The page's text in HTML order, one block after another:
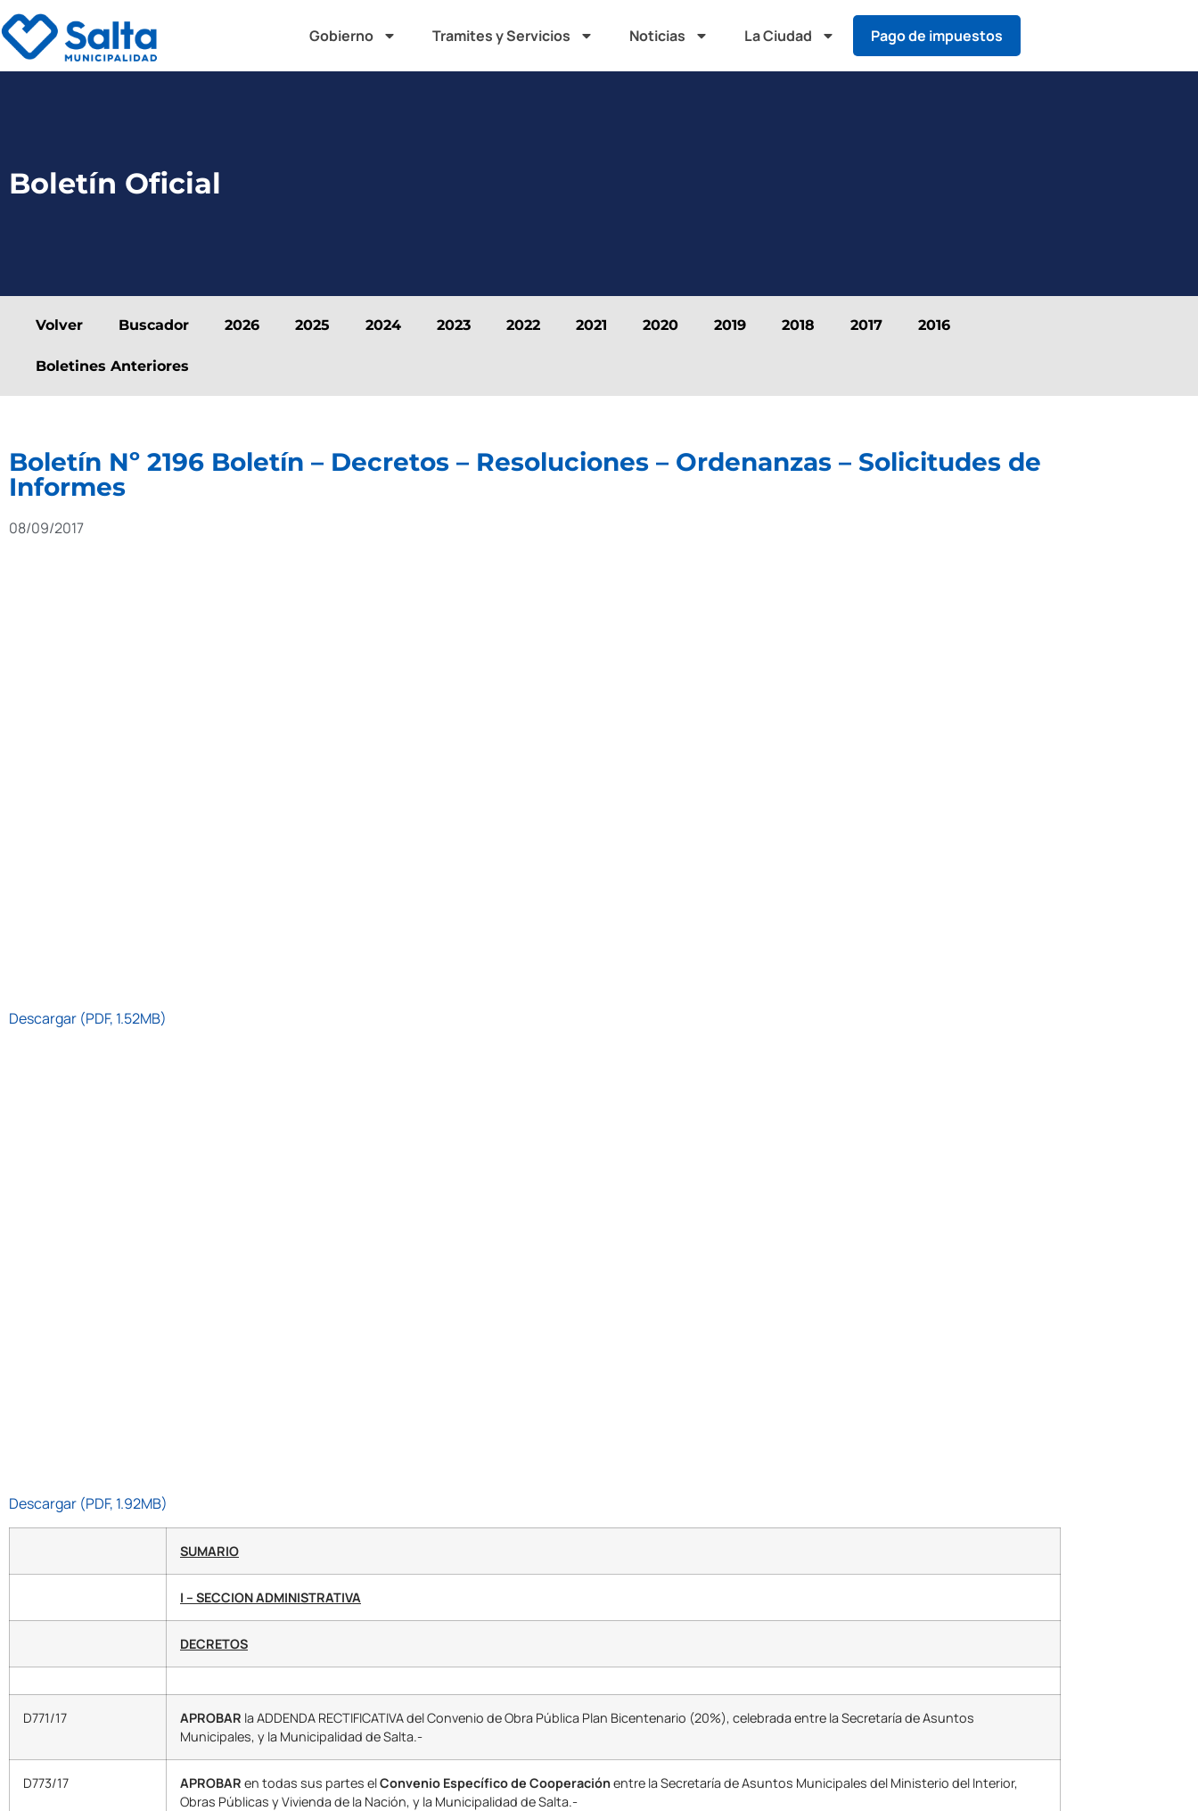
Gobierno Tramites y Servicios Noticias La Ciudad Pago de impuestos
Boletín Oficial
Volver Buscador 2026 2025 2024 2023 2022 2021 2020 2019 2018 2017 2016
Boletines Anteriores
Boletín Nº 2196 Boletín – Decretos – Resoluciones – Ordenanzas – Solicitudes de
Informes
08/09/2017
Descargar (PDF, 1.52MB)
Descargar (PDF, 1.92MB)
SUMARIO
I – SECCION ADMINISTRATIVA
DECRETOS
D771/17 APROBAR la ADDENDA RECTIFICATIVA del Convenio de Obra Pública Plan Bicentenario (20%), celebrada entre la Secretaría de Asuntos
Municipales, y la Municipalidad de Salta.-
D773/17 APROBAR en todas sus partes elConvenio Específico de Cooperaciónentre la Secretaría de Asuntos Municipales del Ministerio del Interior,
Obras Públicas y Vivienda de la Nación, y la Municipalidad de Salta.-